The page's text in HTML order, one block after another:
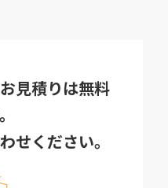
見積りは無料
せください。